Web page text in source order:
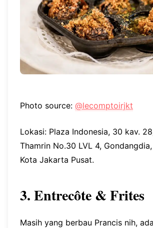
Photo source: @lecomptoirjkt
Lokasi: Plaza Indonesia, 30 kav.
Thamrin No.30 LVL 4,
Kota Jakarta Pusat.
3. Entrecôte & Frites
Masih yang berbau Prancis nih,